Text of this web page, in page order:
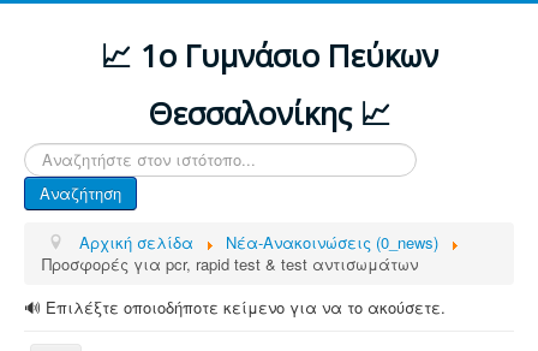
📈 1ο Γυμνάσιο Πεύκων
Θεσσαλονίκης 📈
Αναζήτηση...
Αναζήτηση
Αρχική σελίδα
Νέα-Ανακοινώσεις (0_news)
Προσφορές για pcr, rapid test & test αντισωμάτων
🔊 Επιλέξτε οποιοδήποτε κείμενο για να το ακούσετε.